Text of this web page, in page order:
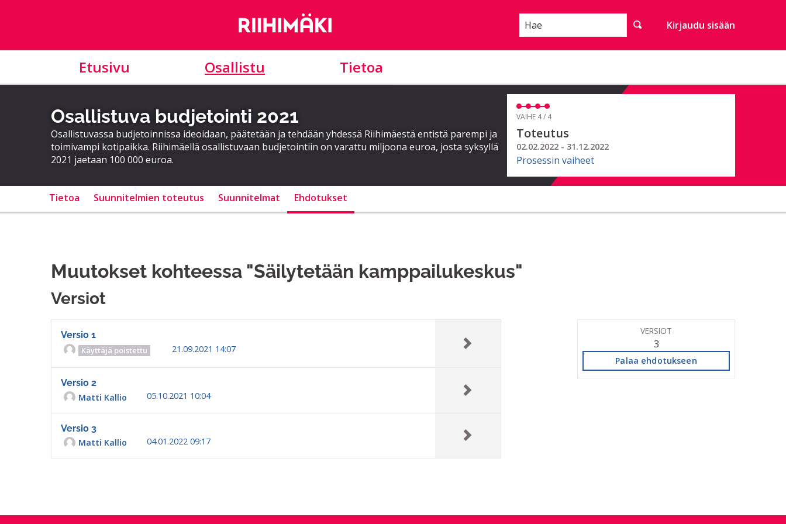
Hae Kirjaudu sisään
Etusivu Osallistu Tietoa
Osallistuva budjetointi 2021
Osallistuvassa budjetoinnissa ideoidaan, päätetään ja tehdään yhdessä Riihimäestä entistä parempi ja
toimivampi kotipaikka. Riihimäellä osallistuvaan budjetointiin on varattu miljoona euroa, josta syksyllä
2021 jaetaan 100 000 euroa.
VAIHE 4 / 4
Toteutus
02.02.2022 - 31.12.2022
Prosessin vaiheet
Tietoa Suunnitelmien toteutus Suunnitelmat Ehdotukset
Muutokset kohteessa "Säilytetään kamppailukeskus"
Versiot
Versio 1
Käyttäjä poistettu 21.09.2021 14:07
Versio 2
Matti Kallio
05.10.2021 10:04
Versio 3
Matti Kallio
04.01.2022 09:17
VERSIOT
3
Palaa ehdotukseen